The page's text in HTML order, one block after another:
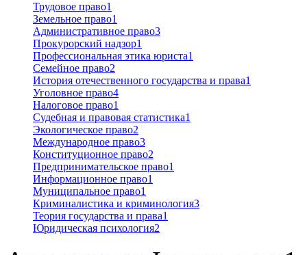
Трудовое право1
Земельное право1
Административное право3
Прокурорский надзор1
Профессиональная этика юриста1
Семейное право2
История отечественного государства и права1
Уголовное право4
Налоговое право1
Судебная и правовая статистика1
Экологическое право2
Международное право3
Конституционное право2
Предпринимательское право1
Информационное право1
Муниципальное право1
Криминалистика и криминология3
Теория государства и права1
Юридическая психология2